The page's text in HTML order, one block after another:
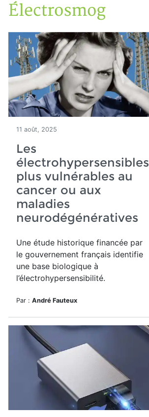
Accueil
Articles
Maisons saines
Électrosmog
Électrosmog
11 août, 2025
Les
électrohypersensibles
plus vulnérables au
cancer ou aux
maladies
neurodégénératives
Une étude historique financée par
le gouvernement français identifie
une base biologique à
l’électrohypersensibilité.
Par : André Fauteux